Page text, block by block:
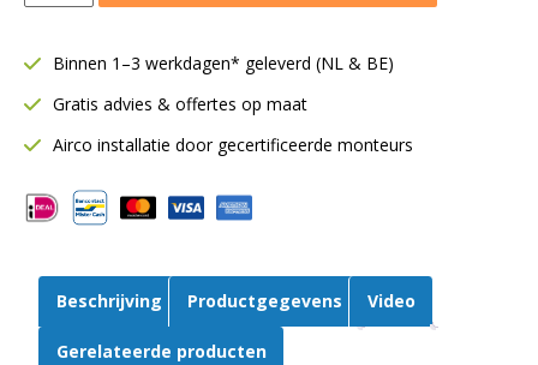
spirobuis
|
rubberafdichting
aantal
Binnen 1–3 werkdagen* geleverd (NL & BE)
Gratis advies & offertes op maat
Airco installatie door gecertificeerde monteurs
Beschrijving Productgegevens Video
Gerelateerde producten